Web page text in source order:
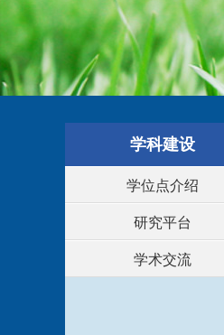
学科建设
学位点介绍
研究平台
学术交流